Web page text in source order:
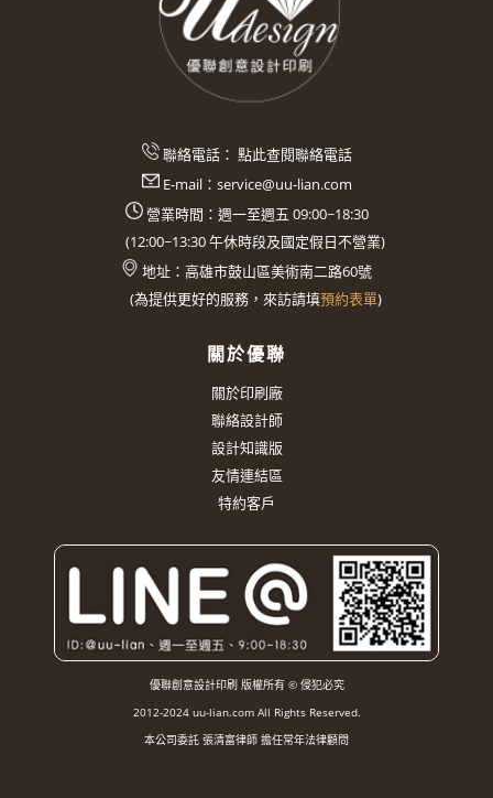
聯絡電話： 點此查閱聯絡電話
E-mail： service@uu-lian.com
營業時間：週一至週五 09:00~18:30
(12:00~13:30午休時段及國定假日不營業)
地址： 高雄市鼓山區美術南二路60號
(為提供更好的服務，來訪請填預約表單)
關於優聯
關於印刷廠
聯絡設計師
設計知識版
友情連結區
特約客戶
優聯創意設計印刷 版權所有 © 侵犯必究
2012-2024 uu-lian.com All Rights Reserved.
本公司委託 張清富律師 擔任常年法律顧問